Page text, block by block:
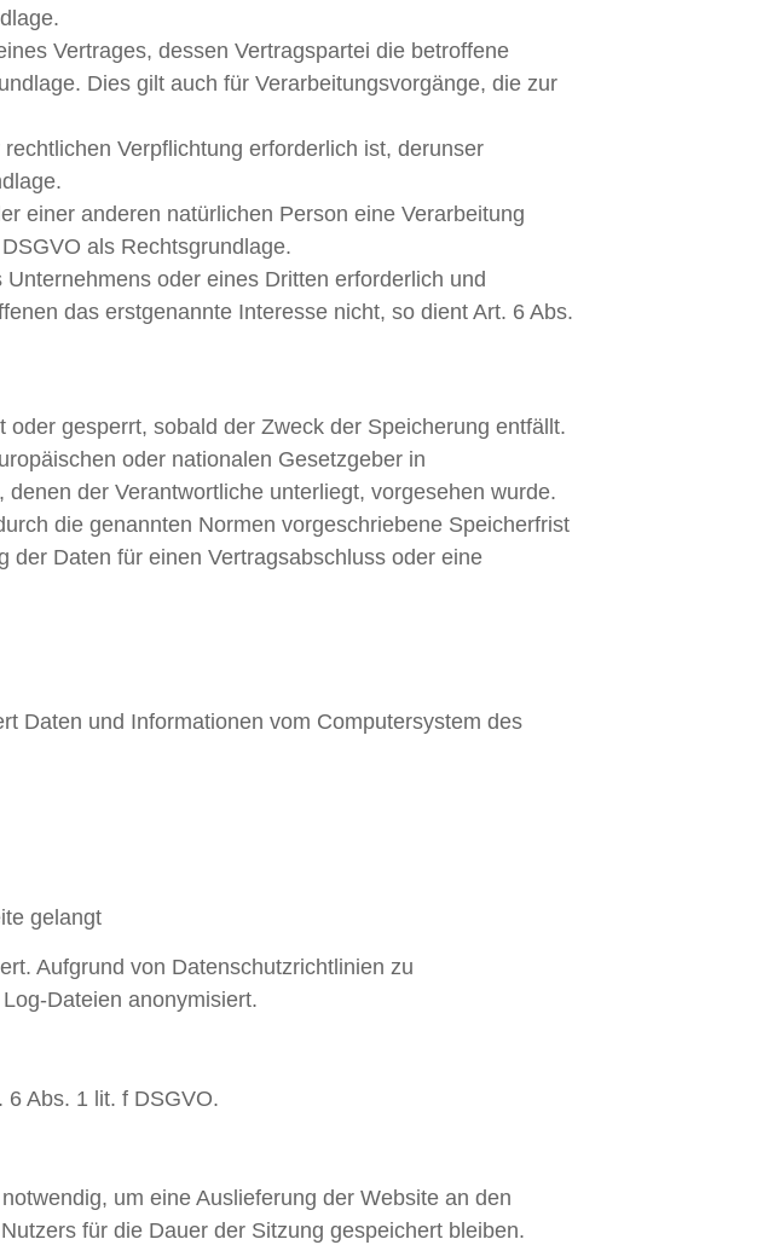
Vertrages, dessen Vertragspartei die betroffene
Dies gilt auch für Verarbeitungsvorgänge, die zur
Verpflichtung erforderlich ist, derunser
einer anderen natürlichen Person eine Verarbeitung
als Rechtsgrundlage.
oder eines Dritten erforderlich und
das erstgenannte Interesse nicht, so dient Art. 6 Abs.
gesperrt, sobald der Zweck der Speicherung entfällt.
oder nationalen Gesetzgeber in
der Verantwortliche unterliegt, vorgesehen wurde.
die genannten Normen vorgeschriebene Speicherfrist
Daten für einen Vertragsabschluss oder eine
Daten und Informationen vom Computersystem des
gelangt
Aufgrund von Datenschutzrichtlinien zu
Dateien anonymisiert.
Abs. 1 lit. f DSGVO.
um eine Auslieferung der Website an den
für die Dauer der Sitzung gespeichert bleiben.